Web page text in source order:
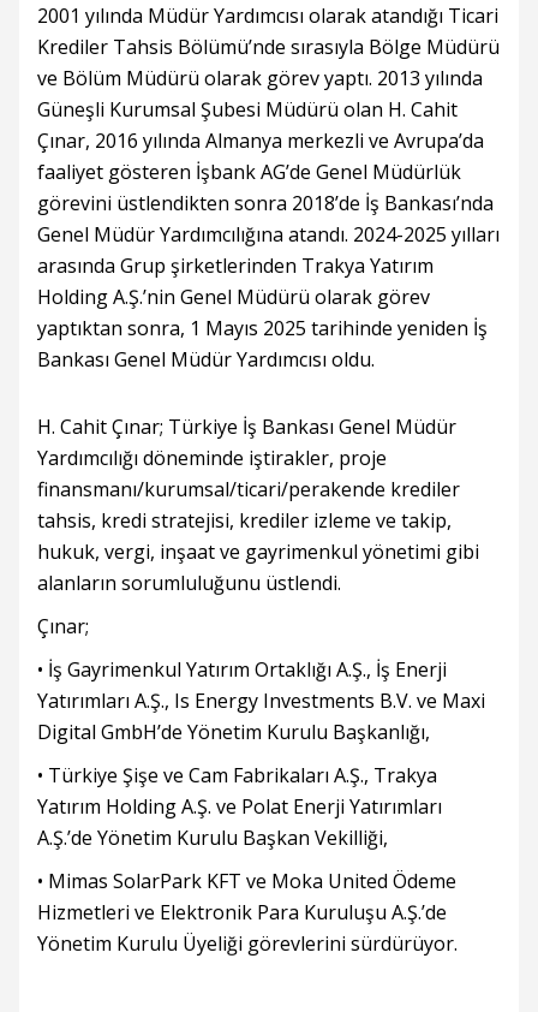
2001 yılında Müdür Yardımcısı olarak atandığı Ticari
Krediler Tahsis Bölümü’nde sırasıyla Bölge Müdürü
ve Bölüm Müdürü olarak görev yaptı. 2013 yılında
Güneşli Kurumsal Şubesi Müdürü olan H. Cahit
Çınar, 2016 yılında Almanya merkezli ve Avrupa’da
faaliyet gösteren İşbank AG’de Genel Müdürlük
görevini üstlendikten sonra 2018’de İş Bankası’nda
Genel Müdür Yardımcılığına atandı. 2024-2025 yılları
arasında Grup şirketlerinden Trakya Yatırım
Holding A.Ş.’nin Genel Müdürü olarak görev
yaptıktan sonra, 1 Mayıs 2025 tarihinde yeniden İş
Bankası Genel Müdür Yardımcısı oldu.
H. Cahit Çınar; Türkiye İş Bankası Genel Müdür
Yardımcılığı döneminde iştirakler, proje
finansmanı/kurumsal/ticari/perakende krediler
tahsis, kredi stratejisi, krediler izleme ve takip,
hukuk, vergi, inşaat ve gayrimenkul yönetimi gibi
alanların sorumluluğunu üstlendi.
Çınar;
• İş Gayrimenkul Yatırım Ortaklığı A.Ş., İş Enerji
Yatırımları A.Ş., Is Energy Investments B.V. ve Maxi
Digital GmbH’de Yönetim Kurulu Başkanlığı,
• Türkiye Şişe ve Cam Fabrikaları A.Ş., Trakya
Yatırım Holding A.Ş. ve Polat Enerji Yatırımları
A.Ş.’de Yönetim Kurulu Başkan Vekilliği,
• Mimas SolarPark KFT ve Moka United Ödeme
Hizmetleri ve Elektronik Para Kuruluşu A.Ş.’de
Yönetim Kurulu Üyeliği görevlerini sürdürüyor.